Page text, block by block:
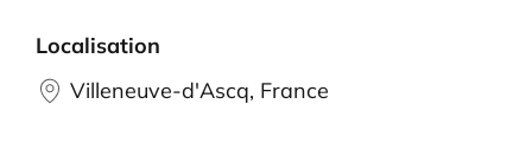
Localisation
Villeneuve-d'Ascq, France